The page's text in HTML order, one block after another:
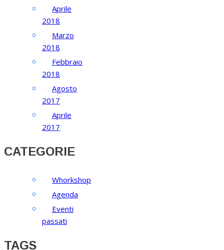
Aprile
2018
Marzo
2018
Febbraio
2018
Agosto
2017
Aprile
2017
CATEGORIE
Whorkshop
Agenda
Eventi
passati
TAGS